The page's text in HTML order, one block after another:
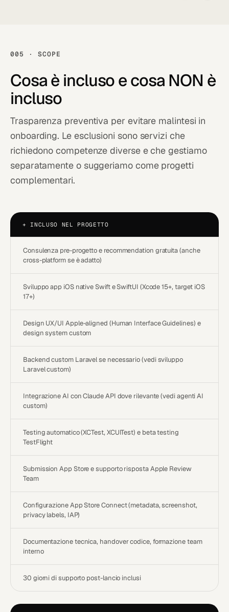
005 · SCOPE
Cosa è inclusoe cosa NON è
incluso
Trasparenza preventiva per evitare malintesi in
onboarding. Le esclusioni sono servizi che
richiedono competenze diverse e che gestiamo
separatamente o suggeriamo come progetti
complementari.
+ INCLUSO NEL PROGETTO
Consulenza pre-progetto e recommendation gratuita (anche
cross-platform se è adatto)
Sviluppo app iOS native Swift e SwiftUI (Xcode 15+, target iOS
17+)
Design UX/UI Apple-aligned (Human Interface Guidelines) e
design system custom
Backend custom Laravel se necessario (vedisviluppo
Laravel custom)
Integrazione AI con Claude API dove rilevante (vediagenti AI
custom)
Testing automatico (XCTest, XCUITest) e beta testing
TestFlight
Submission App Store e supporto risposta Apple Review
Team
Configurazione App Store Connect (metadata, screenshot,
privacy labels, IAP)
Documentazione tecnica, handover codice, formazione team
interno
30 giorni di supporto post-lancio inclusi